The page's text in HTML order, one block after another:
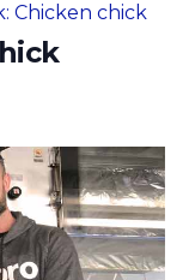
Chicken chick